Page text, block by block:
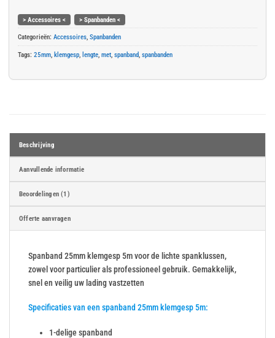
> Accessoires <
> Spanbanden <
Categorieën: Accessoires, Spanbanden
Tags: 25mm, klemgesp, lengte, met, spanband, spanbanden
Beschrijving
Aanvullende informatie
Beoordelingen (1)
Offerte aanvragen
Spanband 25mm klemgesp 5m voor de lichte spanklussen,
zowel voor particulier als professioneel gebruik. Gemakkelijk,
snel en veilig uw lading vastzetten
Specificaties van een spanband 25mm klemgesp 5m:
1-delige spanband